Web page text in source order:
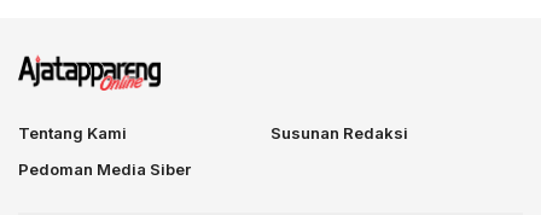
Tentang Kami
Susunan Redaksi
Pedoman Media Siber